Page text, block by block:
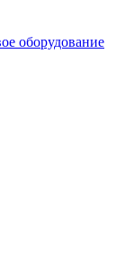
оборудование